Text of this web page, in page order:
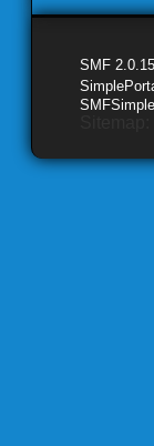
SMF 2.0.15